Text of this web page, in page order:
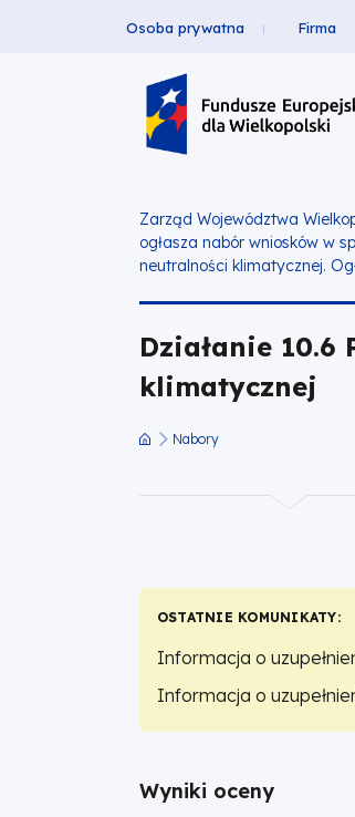
Przybliżenie
Wielkopolski
Wschodniej
osiągnięcia
neutralności
Fundusze
Europejskie
Wielkopolski
Header
Top
Osoba prywatna Firma
Zarząd Województwa
ogłasza nabór wniosków w
neutralności klimatycznej.
Działanie
klimatycznej
nawigacyjna
Nabory
OSTATNIE KOMUNIKATY
Informacja o
Informacja o
Wyniki oceny